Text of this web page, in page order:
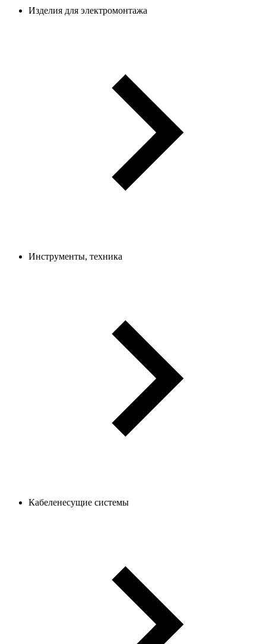
Изделия для электромонтажа
Инструменты, техника
Кабеленесущие системы